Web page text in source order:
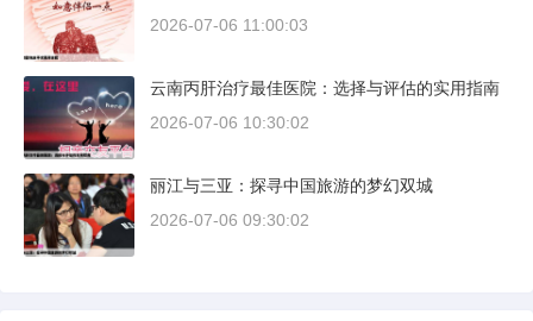
2026-07-06 11:00:03
云南丙肝治疗最佳医院：选择与评估的实用指南
2026-07-06 10:30:02
丽江与三亚：探寻中国旅游的梦幻双城
2026-07-06 09:30:02